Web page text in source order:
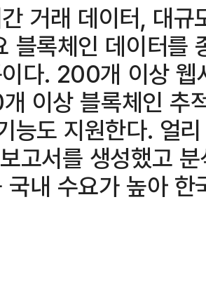
거래 데이터, 대
블록체인 데이터를
다. 200개 이상
이상 블록체인 추
능도 지원한다. 얼
고서를 생성했고
국내 수요가 높아 한